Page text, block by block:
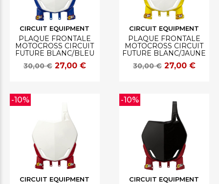
CIRCUIT EQUIPMENT
PLAQUE FRONTALE
MOTOCROSS CIRCUIT
FUTURE BLANC/BLEU
30,00 € 27,00 €
CIRCUIT EQUIPMENT
PLAQUE FRONTALE
MOTOCROSS CIRCUIT
FUTURE BLANC/JAUNE
30,00 € 27,00 €
CIRCUIT EQUIPMENT
-10%
CIRCUIT EQUIPMENT
-10%